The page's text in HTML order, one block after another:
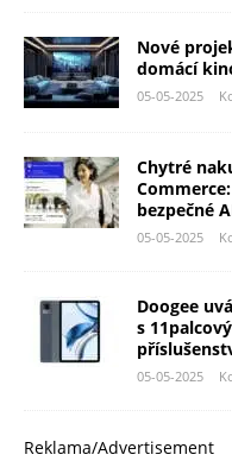
Nové
domácí
05-05-2025
Chytré
bezpečné
05-05-2025
Doogee
s
05-05-2025
Reklama/Advertisement